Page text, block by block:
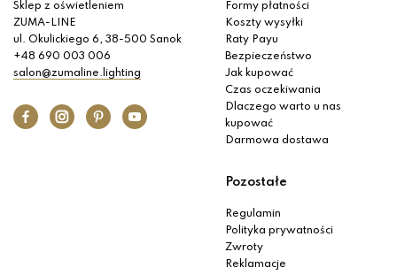
Sklep z oświetleniem
ZUMA-LINE
ul. Okulickiego 6, 38-500 Sanok
+48 690 003 006
salon@zumaline.lighting
Formy płatności
Koszty wysyłki
Raty Payu
Bezpieczeństwo
Jak kupować
Czas oczekiwania
Dlaczego warto u nas
kupować
Darmowa dostawa
Pozostałe
Regulamin
Polityka prywatności
Zwroty
Reklamacje